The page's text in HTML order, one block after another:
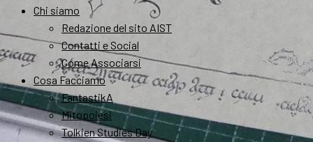
Chi siamo
Redazione del sito AIST
Contatti e Social
Come Associarsi
Cosa Facciamo
FantastikA
Mitopoiesi
Tolkien Studies Day